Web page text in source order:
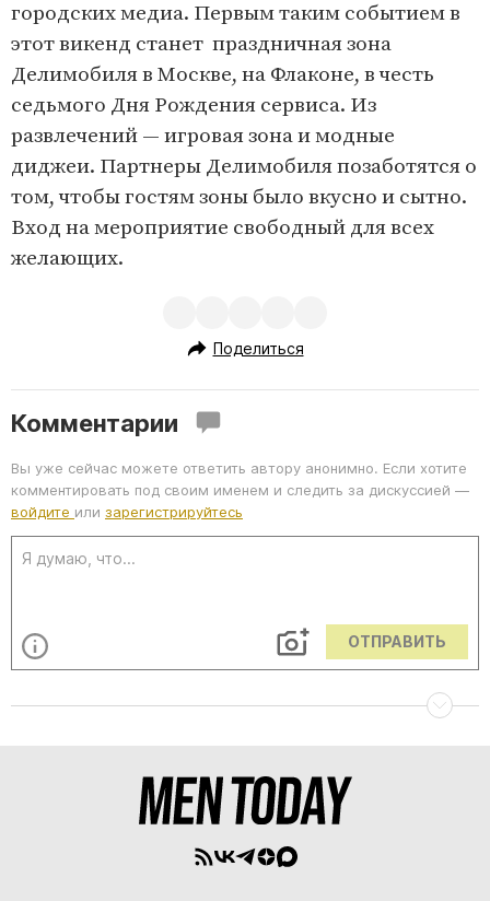
городских медиа. Первым таким событием в
этот викенд станет праздничная зона
Делимобиля в Москве, на Флаконе, в честь
седьмого Дня Рождения сервиса. Из
развлечений — игровая зона и модные
диджеи. Партнеры Делимобиля позаботятся о
том, чтобы гостям зоны было вкусно и сытно.
Вход на мероприятие свободный для всех
желающих.
Поделиться
Комментарии
Вы уже сейчас можете ответить автору анонимно. Если хотите
комментировать под своим именем и следить за дискуссией —
войдите или зарегистрируйтесь
ОТПРАВИТЬ